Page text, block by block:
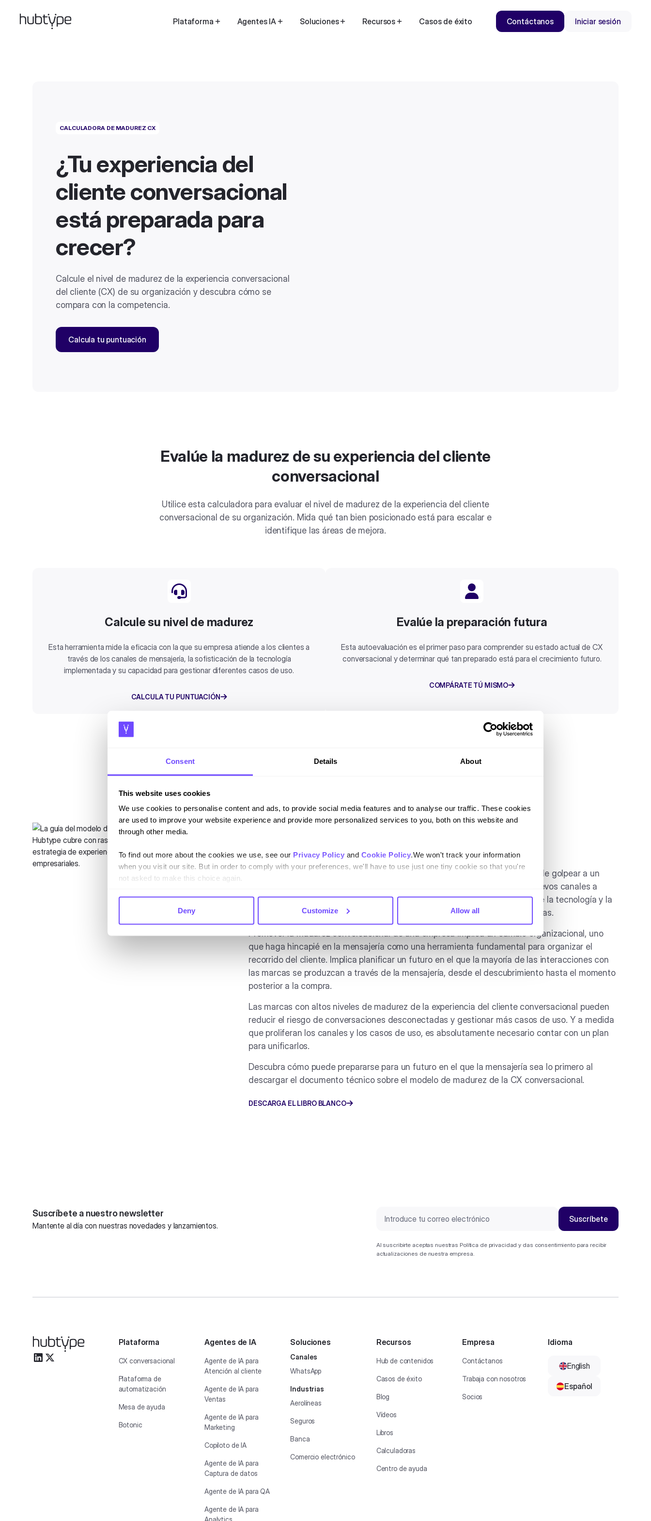
Consent Details About
This website uses cookies
We use cookies to personalise content and ads, to provide social media features and to analyse our traffic. These cookies
are used to improve your website experience and provide more personalized services to you, both on this website and
through other media.
To find out more about the cookies we use, see our Privacy Policy and Cookie Policy.We won't track your information
when you visit our site. But in order to comply with your preferences, we'll have to use just one tiny cookie so that you're
not asked to make this choice again.
Deny Customize Allow all
Plataforma Agentes IA Soluciones Recursos Casos de éxito Contáctanos Iniciar sesión
CALCULADORA DE MADUREZ CX
¿Tu experiencia del
cliente conversacional
está preparada para
crecer?
Calcule el nivel de madurez de la experiencia conversacional
del cliente (CX) de su organización y descubra cómo se
compara con la competencia.
Calcula tu puntuación
Evalúe la madurez de su experiencia del cliente
conversacional
Utilice esta calculadora para evaluar el nivel de madurez de la experiencia del cliente
conversacional de su organización. Mida qué tan bien posicionado está para escalar e
identifique las áreas de mejora.
Calcule su nivel de madurez
Esta herramienta mide la eficacia con la que su empresa atiende a los clientes a
través de los canales de mensajería, la sofisticación de la tecnología
implementada y su capacidad para gestionar diferentes casos de uso.
CALCULA TU PUNTUACIÓN
Evalúe la preparación futura
Esta autoevaluación es el primer paso para comprender su estado actual de CX
conversacional y determinar qué tan preparado está para el crecimiento futuro.
COMPÁRATE TÚ MISMO
Los esfuerzos de CX conversacional pueden parecerse un poco a un juego de golpear a un
topo, en el que las empresas se apresuran a reunirse con sus clientes en nuevos canales a
medida que aparecen. Con frecuencia, esto se traduce en un aislamiento de la tecnología y la
información, y limita la forma en que pueden escalar y unificar las experiencias.
Promover la madurez conversacional de una empresa implica un cambio organizacional, uno
que haga hincapié en la mensajería como una herramienta fundamental para organizar el
recorrido del cliente. Implica planificar un futuro en el que la mayoría de las interacciones con
las marcas se produzcan a través de la mensajería, desde el descubrimiento hasta el momento
posterior a la compra.
Las marcas con altos niveles de madurez de la experiencia del cliente conversacional pueden
reducir el riesgo de conversaciones desconectadas y gestionar más casos de uso. Y a medida
que proliferan los canales y los casos de uso, es absolutamente necesario contar con un plan
para unificarlos.
Descubra cómo puede prepararse para un futuro en el que la mensajería sea lo primero al
descargar el documento técnico sobre el modelo de madurez de la CX conversacional.
DESCARGA EL LIBRO BLANCO
Suscríbete a nuestro newsletter
Mantente al día con nuestras novedades y lanzamientos.
Al suscribirte aceptas nuestras Política de privacidad y das consentimiento para recibir
actualizaciones de nuestra empresa.
Plataforma
CX conversacional
Plataforma de
automatización
Mesa de ayuda
Botonic
Agentes de IA
Agente de IA para
Atención al cliente
Agente de IA para
Ventas
Agente de IA para
Marketing
Copiloto de IA
Agente de IA para
Captura de datos
Agente de IA para QA
Agente de IA para
Analytics
Soluciones
Canales
WhatsApp
Industrias
Aerolíneas
Seguros
Banca
Comercio electrónico
Recursos
Hub de contenidos
Casos de éxito
Blog
Vídeos
Libros
Calculadoras
Centro de ayuda
Empresa
Contáctanos
Trabaja con nosotros
Socios
Idioma
English
Español